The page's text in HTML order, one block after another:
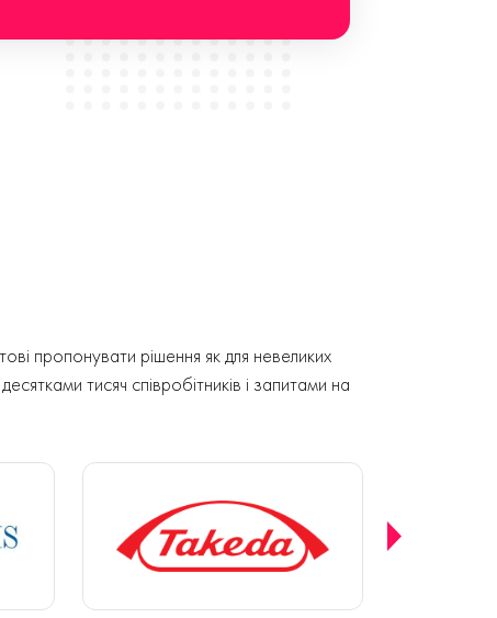
пропонувати рішення як для невеликих
тисяч співробітників і запитами на